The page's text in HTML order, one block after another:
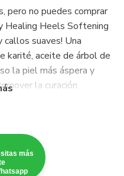
pero no puedes comprar
Healing Heels Softening
suaves! Una
karité, aceite de árbol de
la piel más áspera y
la curación,
más